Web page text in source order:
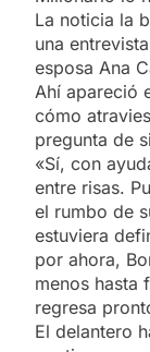
La noticia la
una
esposa Ana
Ahí apareció
cómo
pregunta de
«Sí, con
entre risas.
el rumbo de
estuviera
por ahora,
menos hasta
regresa
El delantero